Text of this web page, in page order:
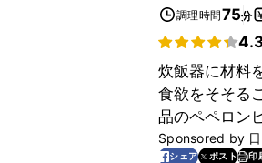
調理時間75分
炊飯器に材料
食欲をそそる
品のペペロン
Sponsored by
シェア ポスト 印